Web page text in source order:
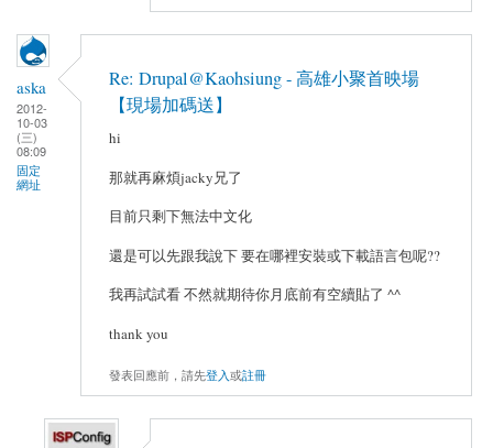
aska
2012-
10-03
(三)
08:09
固定
網址
Re: Drupal@Kaohsiung - 高雄小聚首映場
【現場加碼送】
hi
那就再麻煩jacky兄了
目前只剩下無法中文化
還是可以先跟我說下 要在哪裡安裝或下載語言包呢??
我再試試看 不然就期待你月底前有空續貼了 ^^
thank you
發表回應前，請先登入或註冊